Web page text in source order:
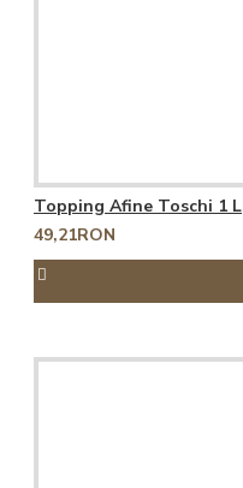
Topping Afine Toschi 1 L
49,21RON